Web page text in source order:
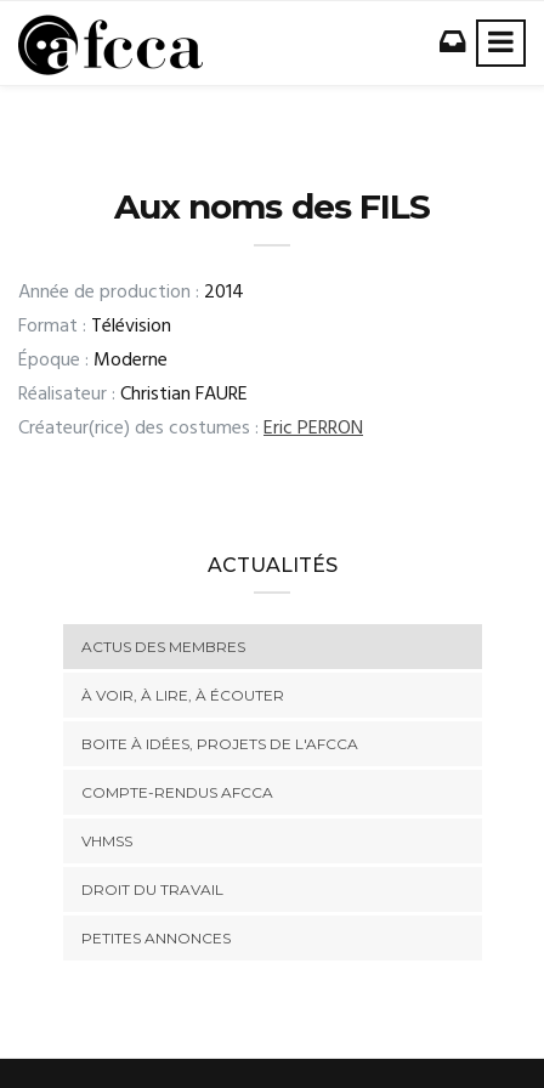
Aux noms des FILS
Année de production : 2014
Format : Télévision
Époque : Moderne
Réalisateur :Christian FAURE
Créateur(rice) des costumes :Eric PERRON
ACTUALITÉS
ACTUS DES MEMBRES
À VOIR, À LIRE, À ÉCOUTER
BOITE À IDÉES, PROJETS DE L'AFCCA
COMPTE-RENDUS AFCCA
VHMSS
DROIT DU TRAVAIL
PETITES ANNONCES